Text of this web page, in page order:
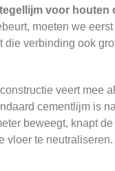
voor houten
moeten we
die verbinding ook
veert mee
cementlijm is
beweegt, knapt
vloer te neutraliseren.